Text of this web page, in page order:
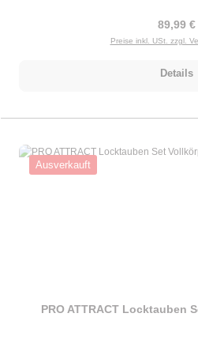
89,99 €
Preise inkl. USt. zzgl.
Details
Ausverkauft
PRO ATTRACT Locktauben